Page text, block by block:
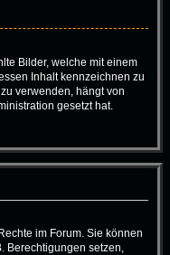
Bilder, welche mit einem
Inhalt kennzeichnen zu
verwenden, hängt von
gesetzt hat.
im Forum. Sie können
Berechtigungen setzen,